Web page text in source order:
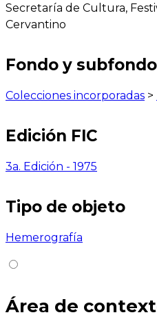
Secretaría de Cultura,
Cervantino
Fondo y subfondo
Colecciones incorporadas >
Edición FIC
3a. Edición - 1975
Tipo de objeto
Hemerografía
Área de